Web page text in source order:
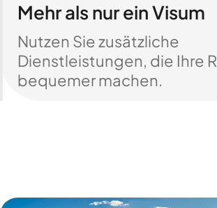
Mehr als nur ein Visum
Nutzen Sie zusätzliche
Dienstleistungen, die Ihre
bequemer machen.